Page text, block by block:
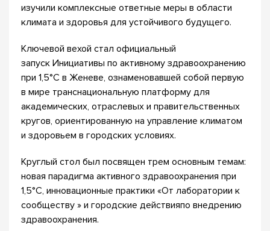
изучили комплексные ответные меры в области
климата и здоровья для устойчивого будущего.
Ключевой вехой стал официальный
запуск Инициативы по активному здравоохранению
при 1,5°C в Женеве, ознаменовавшей собой первую
в мире транснациональную платформу для
академических, отраслевых и правительственных
кругов, ориентированную на управление климатом
и здоровьем в городских условиях.
Круглый стол был посвящен трем основным темам:
новая парадигма активного здравоохранения при
1,5°C, инновационные практики «От лаборатории к
сообществу » и городские действияпо внедрению
здравоохранения.